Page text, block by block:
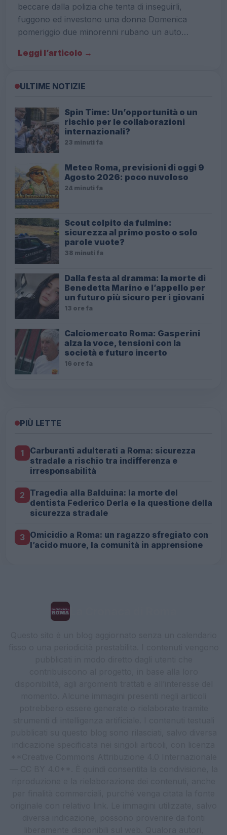
beccare dalla polizia che tenta di inseguirli,
fuggono ed investono una donna Domenica
pomeriggio due minorenni rubano un auto…
Leggi l’articolo →
ULTIME NOTIZIE
Spin Time: Un’opportunità o un
rischio per le collaborazioni
internazionali?
23 minuti fa
Meteo Roma, previsioni di oggi 9
Agosto 2026: poco nuvoloso
24 minuti fa
Scout colpito da fulmine:
sicurezza al primo posto o solo
parole vuote?
38 minuti fa
Dalla festa al dramma: la morte di
Benedetta Marino e l’appello per
un futuro più sicuro per i giovani
13 ore fa
Calciomercato Roma: Gasperini
alza la voce, tensioni con la
società e futuro incerto
16 ore fa
PIÙ LETTE
1
Carburanti adulterati a Roma: sicurezza
stradale a rischio tra indifferenza e
irresponsabilità
2 Tragedia alla Balduina: la morte del
dentista Federico Derla e la questione della
sicurezza stradale
3 Omicidio a Roma: un ragazzo sfregiato con
l’acido muore, la comunità in apprensione